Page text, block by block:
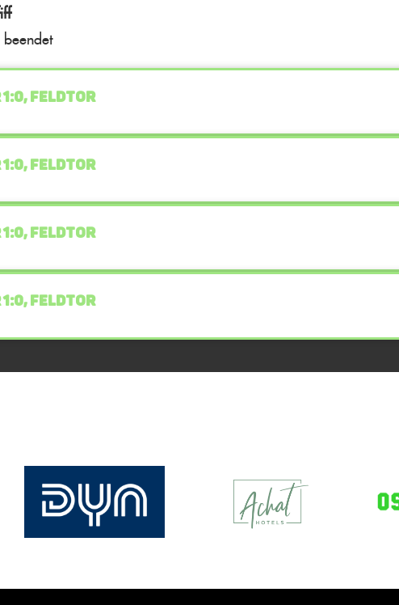
1:0, FELDTOR
1:0, FELDTOR
1:0, FELDTOR
1:0, FELDTOR